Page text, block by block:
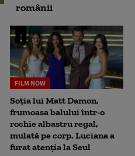
românii
FILM NOW
Soția lui Matt Damon,
frumoasa balului într-o
rochie albastru regal,
mulată pe corp. Luciana a
furat atenția la Seul